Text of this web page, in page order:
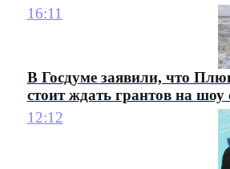
16:11
В Госдуме заявили, что
стоит ждать грантов на шоу
12:12